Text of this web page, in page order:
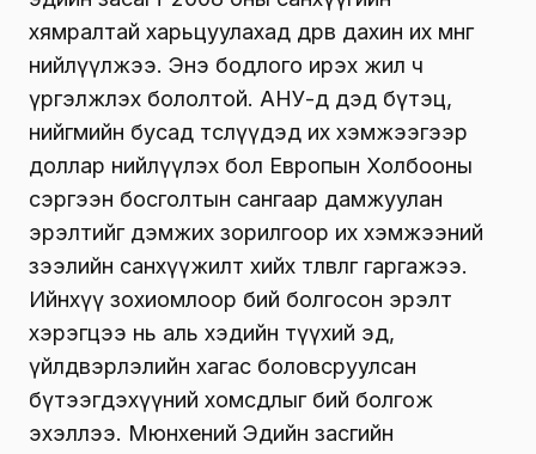
хямралтай харьцуулахад дөрөв дахин их мөнгө
нийлүүлжээ. Энэ бодлого ирэх жил ч
үргэлжлэх бололтой. АНУ-д дэд бүтэц,
нийгмийн бусад төслүүдэд их хэмжээгээр
доллар нийлүүлэх бол Европын Холбооны
сэргээн босголтын сангаар дамжуулан
эрэлтийг дэмжих зорилгоор их хэмжээний
зээлийн санхүүжилт хийх төлөвлөгөө гаргажээ.
Ийнхүү зохиомлоор бий болгосон эрэлт
хэрэгцээ нь аль хэдийн түүхий эд,
үйлдвэрлэлийн хагас боловсруулсан
бүтээгдэхүүний хомсдлыг бий болгож
эхэллээ. Мюнхений Эдийн засгийн